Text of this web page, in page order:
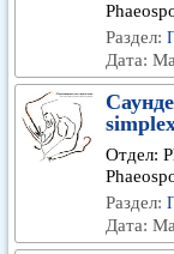
Раздел:
Дата:
Отдел:
Раздел:
Дата: